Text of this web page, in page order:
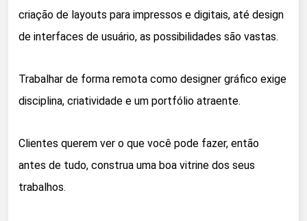
criação de layouts para impressos e digitais, até design
de interfaces de usuário, as possibilidades são vastas.
Trabalhar de forma remota como designer gráfico exige
disciplina, criatividade e um portfólio atraente.
Clientes querem ver o que você pode fazer, então
antes de tudo, construa uma boa vitrine dos seus
trabalhos.